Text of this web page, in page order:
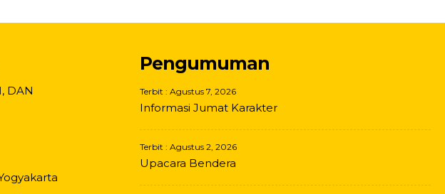
DAN
Pengumuman
Terbit : Agustus 7, 2026
Informasi Jumat Karakter
Terbit : Agustus 2, 2026
Upacara Bendera